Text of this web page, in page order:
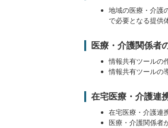
地域の医療・介護
で必要となる提供
医療・介護関係者
情報共有ツールの
情報共有ツールの
在宅医療・介護連
在宅医療・介護連
医療・介護関係者